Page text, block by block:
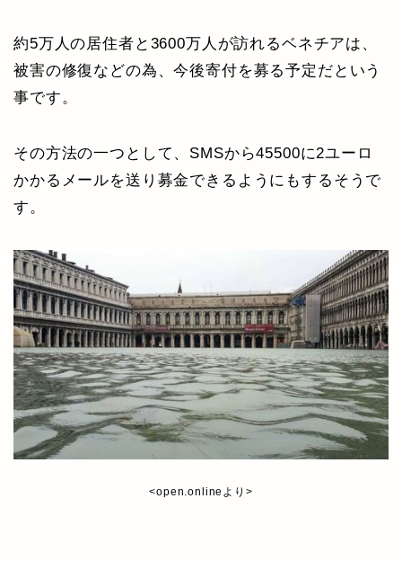
約5万人の居住者と3600万人が訪れるベネチアは、
被害の修復などの為、今後寄付を募る予定だという
事です。
その方法の一つとして、SMSから45500に2ユーロ
かかるメールを送り募金できるようにもするそうで
す。
<open.onlineより>